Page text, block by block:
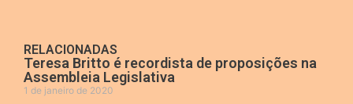
RELACIONADAS
Teresa Britto é recordista de proposições na
Assembleia Legislativa
1 de janeiro de 2020